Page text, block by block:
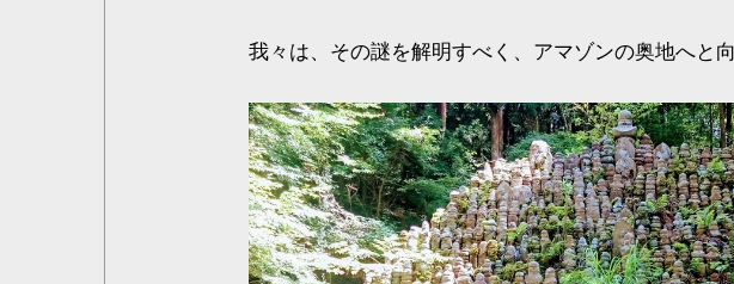
我々は、その謎を解明すべく、アマゾンの奥地へと向